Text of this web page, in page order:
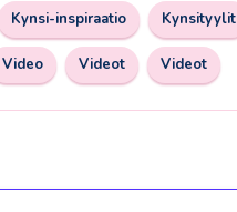
Kynsi-inspiraatio Kynsityylit
Video Videot Videot